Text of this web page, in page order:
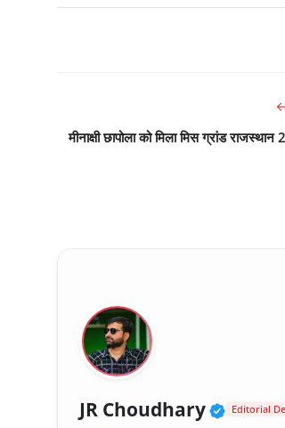
मीनाक्षी छापोला को मिला मिस ग्रांड
JR Choudhary Editorial